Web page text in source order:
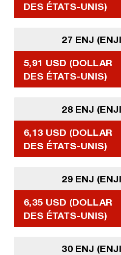
DES ÉTATS-UNIS)
27 ENJ
5,91 USD (DOLLAR
DES ÉTATS-UNIS)
28 ENJ
6,13 USD (DOLLAR
DES ÉTATS-UNIS)
29 ENJ
6,35 USD (DOLLAR
DES ÉTATS-UNIS)
30 ENJ